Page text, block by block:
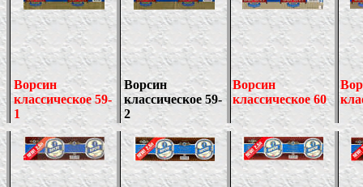
Ворсин
классическое59-
1
Ворсин
классическое59-
2
Ворсин
классическое 60